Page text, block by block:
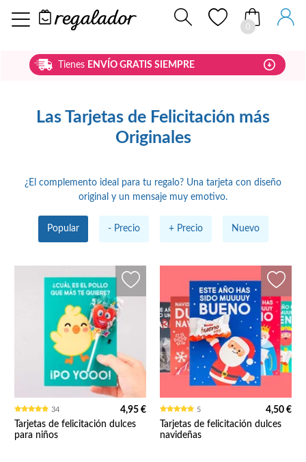
0
Tienes ENVÍO GRATIS SIEMPRE
Las Tarjetas de Felicitación más
Originales
¿El complemento ideal para tu regalo? Una tarjeta con diseño
original y un mensaje muy emotivo.
Popular - Precio + Precio Nuevo
34
4,95 €
Tarjetas de felicitación dulces
para niños
5
4,50 €
Tarjetas de felicitación dulces
navideñas